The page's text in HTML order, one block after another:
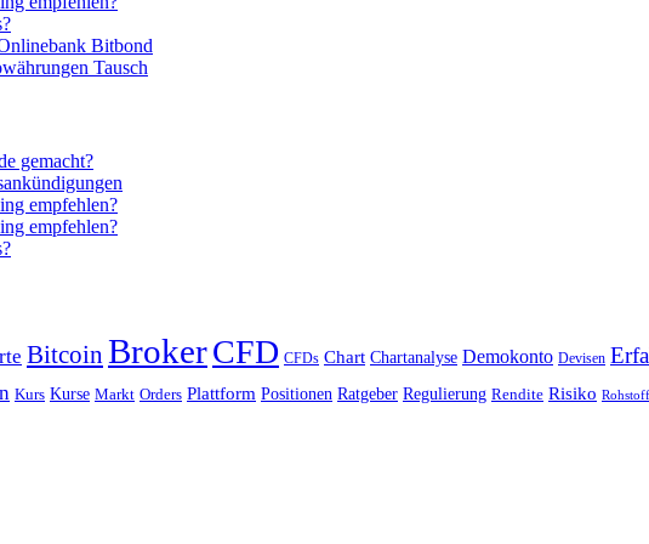
Bitbond
Tausch
gemacht?
empfehlen?
empfehlen?
Bitcoin BrokerCFD CFDs Chart Chartanalyse Demokonto Devisen
Kurs Kurse Markt Orders Plattform Positionen Ratgeber Regulierung Rendite Risiko